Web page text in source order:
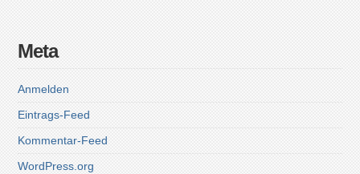
Meta
Anmelden
Eintrags-Feed
Kommentar-Feed
WordPress.org